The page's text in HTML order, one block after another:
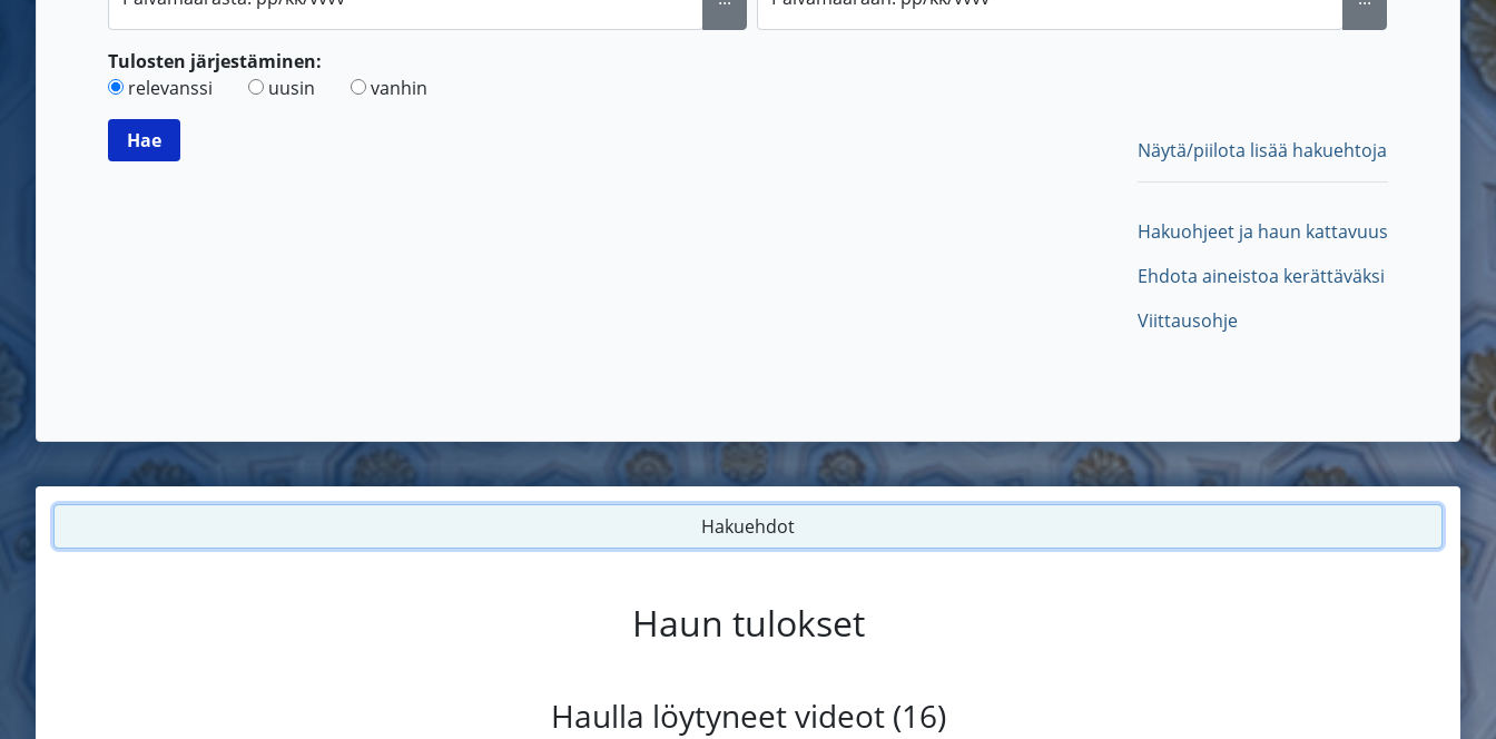
Tulosten järjestäminen:
relevanssi
uusin vanhin
Näytä/piilota lisää hakuehtoja
Hakuohjeet ja haun kattavuus
Ehdota aineistoa kerättäväksi
Viittausohje
Hakuehdot
Haun tulokset
Haulla löytyneet videot (16)